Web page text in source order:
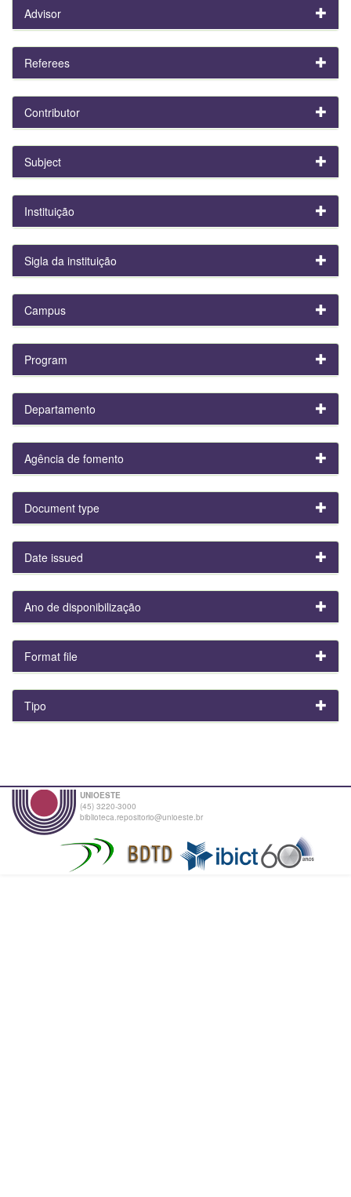
Advisor
Referees
Contributor
Subject
Instituição
Sigla da instituição
Campus
Program
Departamento
Agência de fomento
Document type
Date issued
Ano de disponibilização
Format file
Tipo
UNIOESTE
(45) 3220-3000
biblioteca.repositorio@unioeste.br